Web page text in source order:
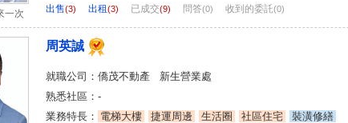
一次 出售(3) 出租(3) 已成交(9) 問答(0) 收到的委託(0)
周英誠
就職公司：僑茂不動產 新生營業處
熟悉社區：-
業務特長： 電梯大樓 捷運周邊 生活圈 社區住宅 裝潢修繕